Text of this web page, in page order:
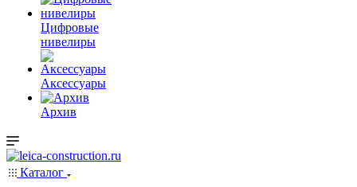
Цифровые
нивелиры
Аксессуары
Архив
Каталог